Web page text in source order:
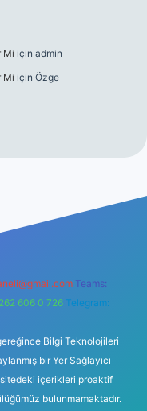
Mi için admin
Mi için Özge
Teams:
606 0 726 Telegram:
Bilgi Teknolojileri
bir Yer Sağlayıcı
içerikleri proaktif
bulunmamaktadır.